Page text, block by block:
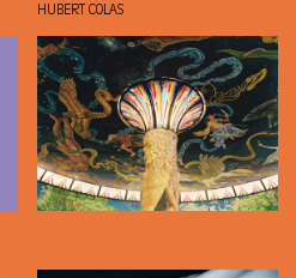
HUBERT COLAS